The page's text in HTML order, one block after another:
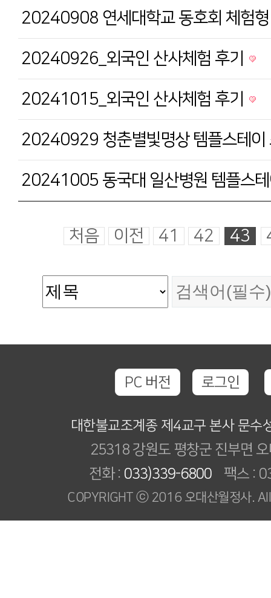
20240908 연세대학교 동호회 체험
20240926_외국인 산사체험 후기
20241015_외국인 산사체험 후기
20240929 청춘별빛명상 템플스테이
20241005 동국대 일산병원 템플스
처음 이전 41 42 43
PC 버전 로그인
대한불교조계종 제4교구 본사 문수
25318 강원도 평창군 진부면
전화 : 033)339-6800 팩스 :
COPYRIGHT ⓒ 2016 오대산월정사.